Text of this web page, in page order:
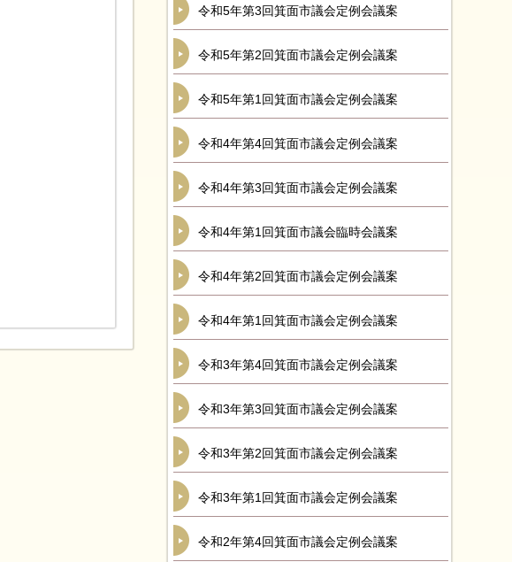
令和5年第3回箕面市議会定例会議案
令和5年第2回箕面市議会定例会議案
令和5年第1回箕面市議会定例会議案
令和4年第4回箕面市議会定例会議案
令和4年第3回箕面市議会定例会議案
令和4年第1回箕面市議会臨時会議案
令和4年第2回箕面市議会定例会議案
令和4年第1回箕面市議会定例会議案
令和3年第4回箕面市議会定例会議案
令和3年第3回箕面市議会定例会議案
令和3年第2回箕面市議会定例会議案
令和3年第1回箕面市議会定例会議案
令和2年第4回箕面市議会定例会議案